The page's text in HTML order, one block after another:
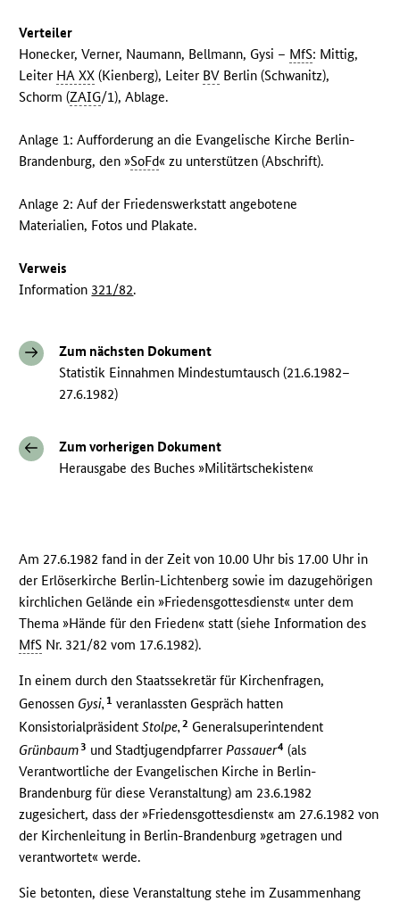
Verteiler
Honecker, Verner, Naumann, Bellmann, Gysi – MfS: Mittig,
Leiter HA XX (Kienberg), Leiter BV Berlin (Schwanitz),
Schorm (ZAIG/1), Ablage.
Anlage 1: Aufforderung an die Evangelische Kirche Berlin-
Brandenburg, den »SoFd« zu unterstützen (Abschrift).
Anlage 2: Auf der Friedenswerkstatt angebotene
Materialien, Fotos und Plakate.
Verweis
Information 321/82.
Zum nächsten Dokument
Statistik Einnahmen Mindestumtausch (21.6.1982–
27.6.1982)
Zum vorherigen Dokument
Herausgabe des Buches »Militärtschekisten«
Am 27.6.1982 fand in der Zeit von 10.00 Uhr bis 17.00 Uhr in
der Erlöserkirche Berlin-Lichtenberg sowie im dazugehörigen
kirchlichen Gelände ein »Friedensgottesdienst« unter dem
Thema »Hände für den Frieden« statt (siehe Information des
MfS Nr. 321/82 vom 17.6.1982).
In einem durch den Staatssekretär für Kirchenfragen,
Genossen Gysi,1 veranlassten Gespräch hatten
KonsistorialpräsidentStolpe,2 Generalsuperintendent
Grünbaum3 und StadtjugendpfarrerPassauer4 (als
Verantwortliche der Evangelischen Kirche in Berlin-
Brandenburg für diese Veranstaltung) am 23.6.1982
zugesichert, dass der »Friedensgottesdienst« am 27.6.1982 von
der Kirchenleitung in Berlin-Brandenburg »getragen und
verantwortet« werde.
Sie betonten, diese Veranstaltung stehe im Zusammenhang